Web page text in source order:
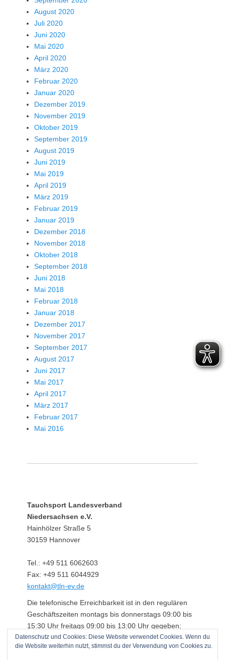
August 2020
Juli 2020
Juni 2020
Mai 2020
April 2020
März 2020
Februar 2020
Januar 2020
Dezember 2019
November 2019
Oktober 2019
September 2019
August 2019
Juni 2019
Mai 2019
April 2019
März 2019
Februar 2019
Januar 2019
Dezember 2018
November 2018
Oktober 2018
September 2018
Juni 2018
Mai 2018
Februar 2018
Januar 2018
Dezember 2017
November 2017
September 2017
August 2017
Juni 2017
Mai 2017
April 2017
März 2017
Februar 2017
Mai 2016
Tauchsport Landesverband
Niedersachsen e.V.
Hainhölzer Straße 5
30159 Hannover
Tel.: +49 511 6062603
Fax: +49 511 6044929
kontakt@tln-ev.de
Die telefonische Erreichbarkeit ist in den regulären
Geschäftszeiten montags bis donnerstags 09:00 bis
15:30 Uhr freitags 09:00 bis 13:00 Uhr gegeben;
darüber hinaus über einen angeschlossenen
Anrufbeantworter.
Datenschutz und Cookies: Diese Website verwendet Cookies. Wenn du
die Website weiterhin nutzt, stimmst du der Verwendung von Cookies zu.